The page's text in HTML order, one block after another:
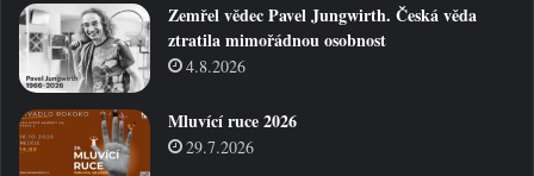
Zemřel vědec Pavel Jungwirth. Česká věda
ztratila mimořádnou osobnost
4.8.2026
Mluvící ruce 2026
29.7.2026